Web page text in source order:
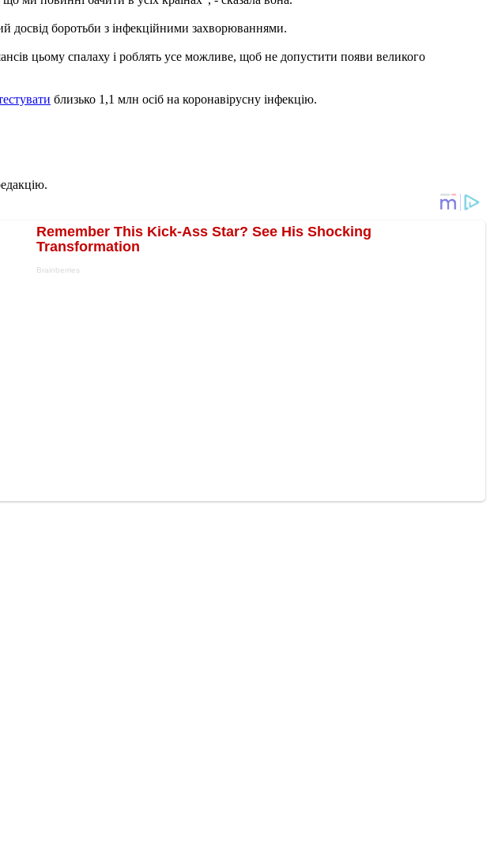
боротьби з інфекційними захворюваннями.
цьому спалаху і роблять усе можливе, щоб не допустити появи великого
близько 1,1 млн осіб на коронавірусну інфекцію.